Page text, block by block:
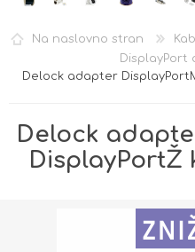
Na naslovno stran
DisplayPort
Delock adapter
Delock
DisplayPortŽ